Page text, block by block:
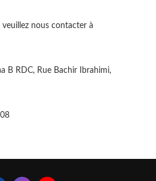
nous contacter à
B RDC, Rue Bachir Ibrahimi,